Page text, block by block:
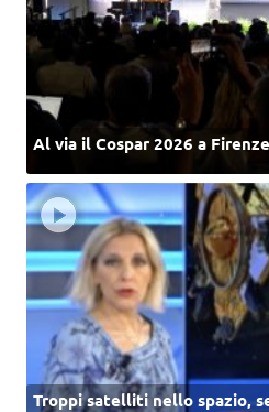
Al via il Cospar 2026 a Firenze
Troppi satelliti nello spazio,